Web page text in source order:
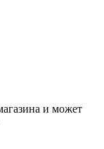
и может